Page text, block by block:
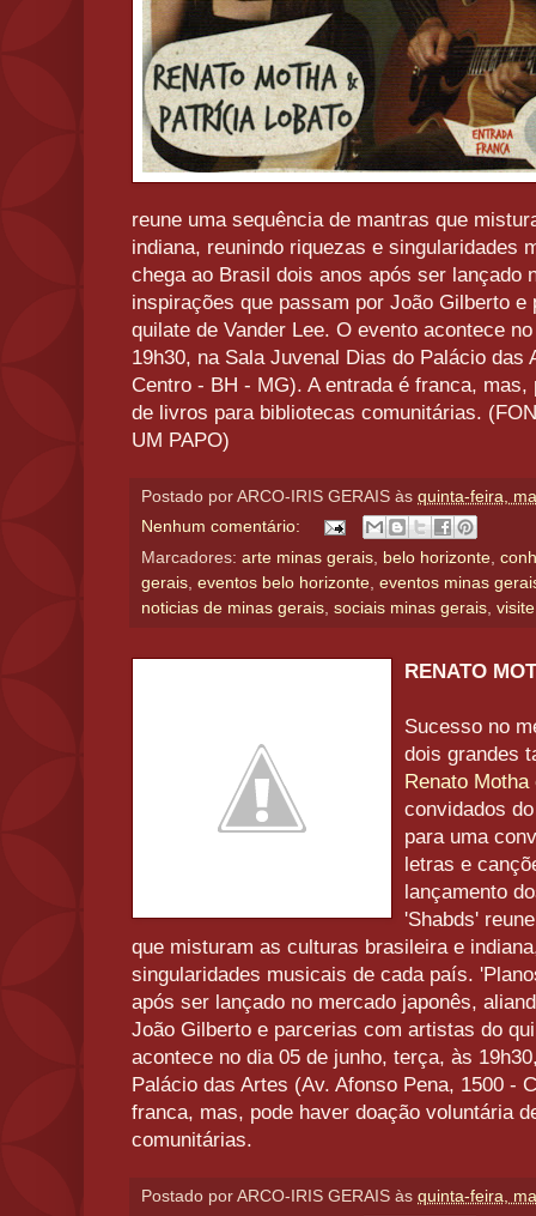
reune uma sequência de mantras que
indiana, reunindo riquezas e singularidades
chega ao Brasil dois anos após ser lançado
inspirações que passam por João Gilberto
quilate de Vander Lee. O evento acontece
19h30, na Sala Juvenal Dias do Palácio das
Centro - BH - MG). A entrada é franca,
de livros para bibliotecas comunitárias.
UM PAPO)
Postado por ARCO-IRIS GERAIS às quinta-feira,
Nenhum comentário:
Marcadores: arte minas gerais, belo horizonte,
gerais, eventos belo horizonte, eventos minas
noticias de minas gerais, sociais minas gerais,
RENATO
Sucesso no
dois grandes
Renato
convidados
para uma
letras e
lançamento
'Shabds'
que misturam as culturas brasileira e
singularidades musicais de cada país.
após ser lançado no mercado japonês,
João Gilberto e parcerias com artistas do
acontece no dia 05 de junho, terça, às
Palácio das Artes (Av. Afonso Pena, 1500 -
franca, mas, pode haver doação voluntária
comunitárias.
Postado por ARCO-IRIS GERAIS às quinta-feira,